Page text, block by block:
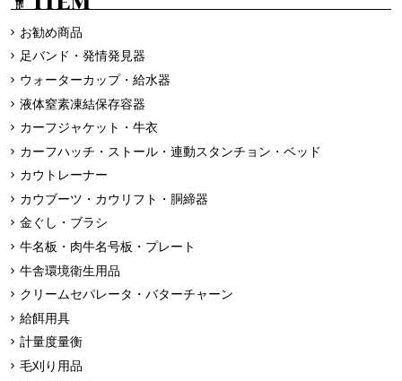
お勧め商品
足バンド・発情発見器
ウォーターカップ・給水器
液体窒素凍結保存容器
カーフジャケット・牛衣
カーフハッチ・ストール・連動スタンチョン・ベッド
カウトレーナー
カウブーツ・カウリフト・胴締器
金ぐし・ブラシ
牛名板・肉牛名号板・プレート
牛舎環境衛生用品
クリームセパレータ・バターチャーン
給餌用具
計量度量衡
毛刈り用品